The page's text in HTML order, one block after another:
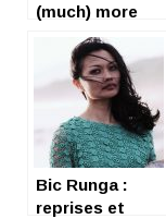
(much) more
than this
Bic Runga :
reprises et